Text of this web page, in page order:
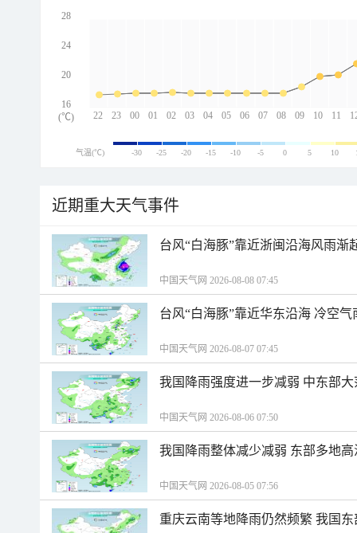
22 23 00 01 02 03 04 05 06 07 08 09 10 11
28
24
20
16
(℃)
气温(℃) -30 -25 -20 -15 -10 -5 0 5 10
近期重大天气事件
台风“白海豚”靠近浙闽沿海风雨渐
中国天气网 2026-08-08 07:45
台风“白海豚”靠近华东沿海 冷空
中国天气网 2026-08-07 07:45
我国降雨强度进一步减弱 中东部
中国天气网 2026-08-06 07:50
我国降雨整体减少减弱 东部多地
中国天气网 2026-08-05 07:56
重庆云南等地降雨仍然频繁 我国